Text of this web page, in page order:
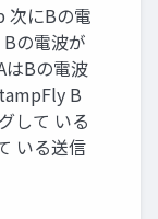
次にBの電
の電波が
はBの電波
B
して いる
いる送信